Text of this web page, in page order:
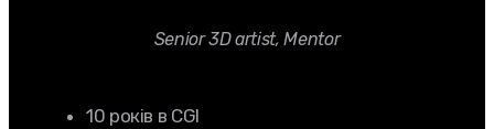
Senior 3D artist, Mentor
10 років в CGI